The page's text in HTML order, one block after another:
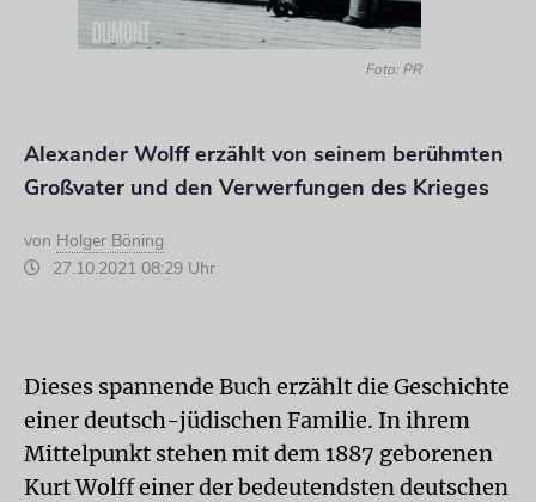
Foto: PR
Alexander Wolff erzählt von seinem berühmten
Großvater und den Verwerfungen des Krieges
von Holger Böning
27.10.2021 08:29 Uhr
Dieses spannende Buch erzählt die Geschichte
einer deutsch-jüdischen Familie. In ihrem
Mittelpunkt stehen mit dem 1887 geborenen
Kurt Wolff einer der bedeutendsten deutschen